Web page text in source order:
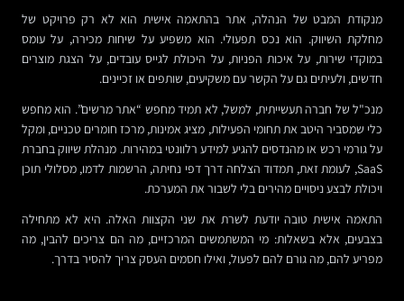
מנקודת המבט של הנהלה, אתר בהתאמה אישית הוא לא רק פרויקט של
מחלקת השיווק. הוא נכס תפעולי. הוא משפיע על שיחות מכירה, על עומס
במוקדי שירות, על איכות הפניות, על היכולת לגייס עובדים, על הצגת מוצרים
חדשים, ולעיתים גם על הקשר עם משקיעים, שותפים או זכיינים.
מנכ"ל של חברה תעשייתית, למשל, לא תמיד מחפש “אתר מרשים”. הוא מחפש
כלי שמסביר היטב את תחומי הפעילות, מציג אמינות, מרכז חומרים טכניים, ומקל
על גורמי רכש או מהנדסים להגיע למידע רלוונטי במהירות. מנהלת שיווק בחברת
SaaS, לעומת זאת, תמדוד הצלחה דרך דפי נחיתה, הרשמות לדמו, מסלולי תוכן
ויכולת לבצע ניסויים מהירים בלי לשבור את המערכת.
התאמה אישית טובה יודעת לשרת את שני הקצוות האלה. היא לא מתחילה
בצבעים, אלא בשאלות: מי המשתמשים המרכזיים, מה הם צריכים להבין, מה
מפריע להם, מה גורם להם לפעול, ואילו חסמים העסק צריך להסיר בדרך.